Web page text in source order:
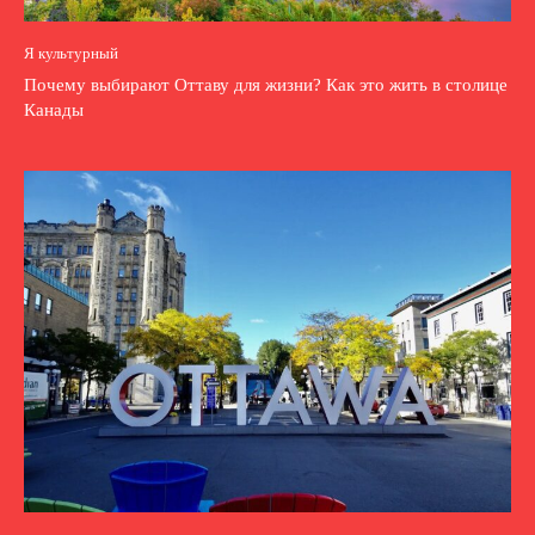
Я культурный
Почему выбирают Оттаву для жизни? Как это жить в столице
Канады